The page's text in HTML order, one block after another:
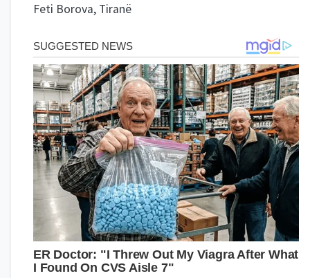
Feti Borova, Tiranë